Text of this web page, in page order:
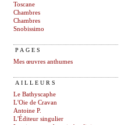
Toscane
Chambres
Chambres
Snobissimo
PAGES
Mes œuvres anthumes
AILLEURS
Le Bathyscaphe
L'Oie de Cravan
Antoine P.
L'Éditeur singulier